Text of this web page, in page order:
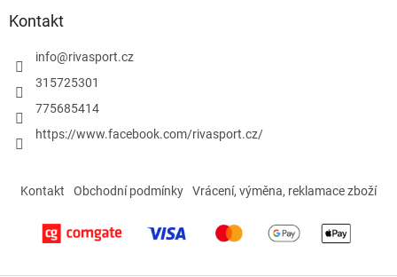
Kontakt
info@rivasport.cz
315725301
775685414
https://www.facebook.com/rivasport.cz/
Kontakt Obchodní podmínky Vrácení, výměna, reklamace zboží